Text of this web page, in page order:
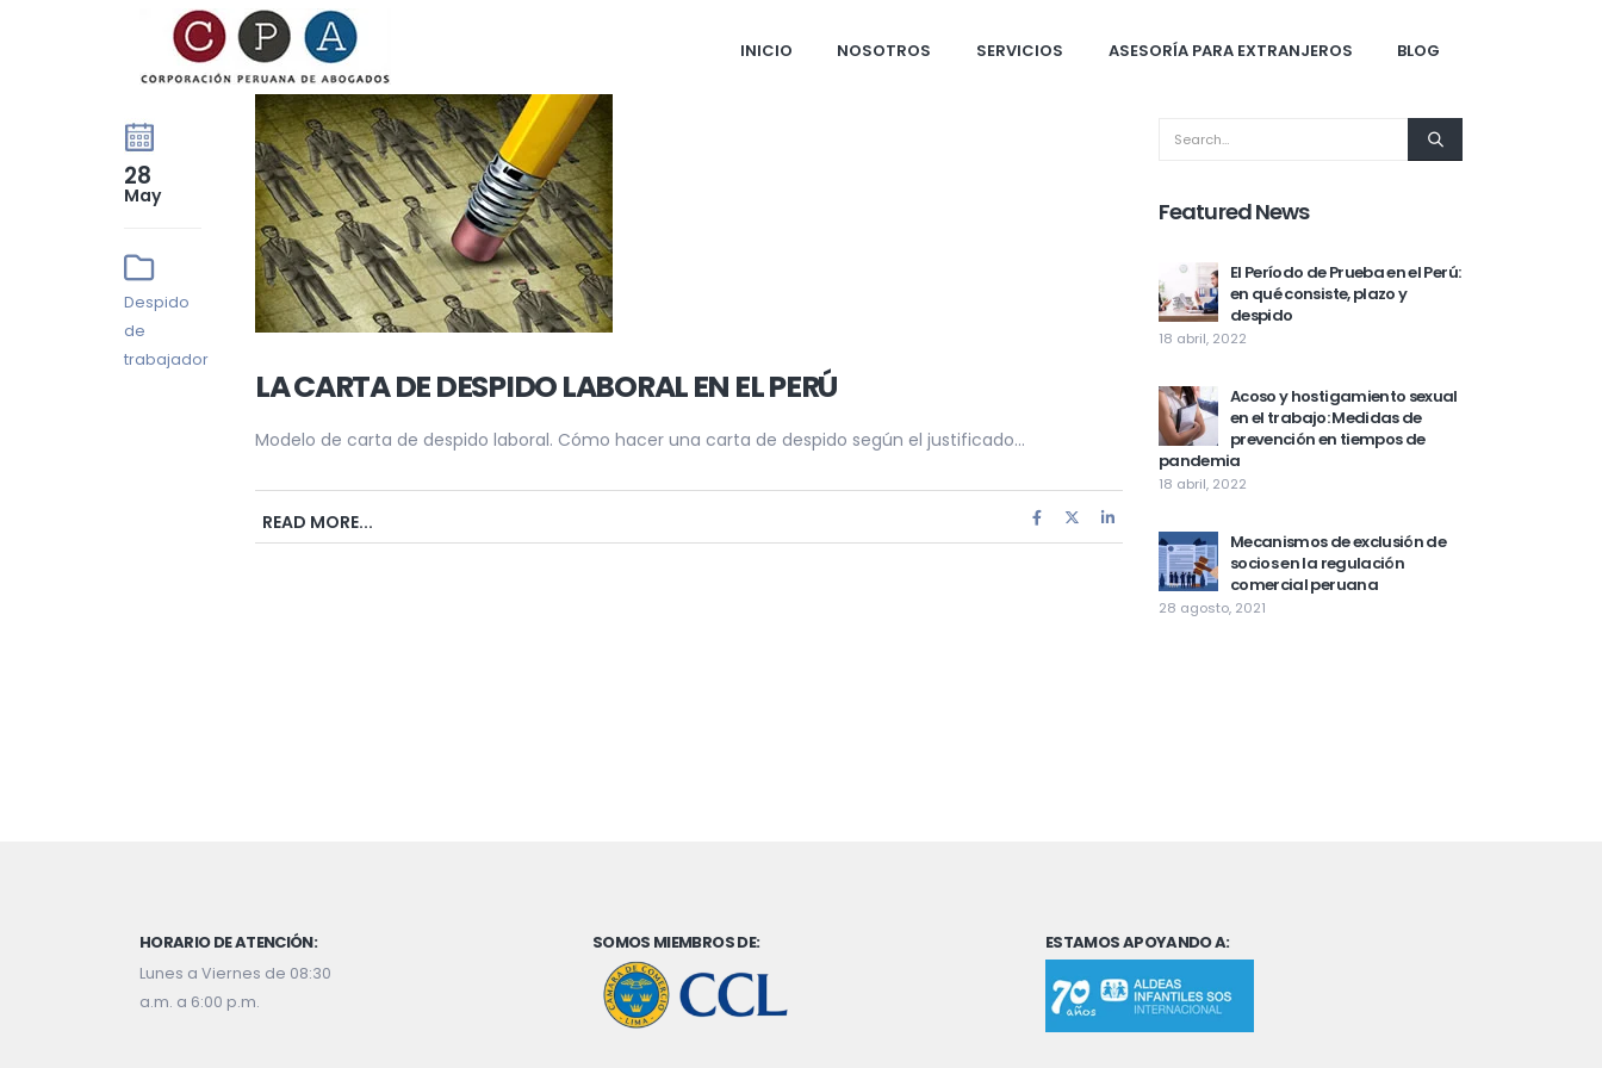
INICIO NOSOTROS SERVICIOS ASESORÍA PARA EXTRANJEROS BLOG
28
May
Despido
de
trabajador
LA CARTA DE DESPIDO LABORAL EN EL PERÚ
Modelo de carta de despido laboral. Cómo hacer una carta de despido según el justificado...
READ MORE...
Featured News
El Período de Prueba en el Perú:
en qué consiste, plazo y
despido
18 abril, 2022
Acoso y hostigamiento sexual
en el trabajo: Medidas de
prevención en tiempos de
pandemia
18 abril, 2022
Mecanismos de exclusión de
socios en la regulación
comercial peruana
28 agosto, 2021
HORARIO DE ATENCIÓN:
Lunes a Viernes de 08:30
a.m. a 6:00 p.m.
SOMOS MIEMBROS DE: ESTAMOS APOYANDO A: